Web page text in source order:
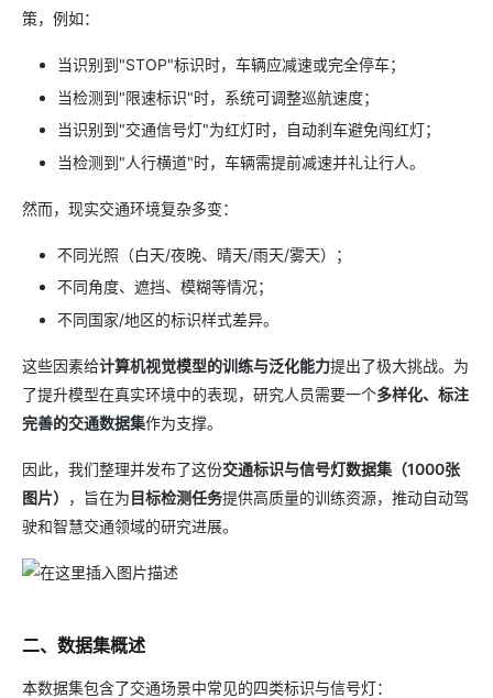
策，例如：
当识别到"STOP"标识时，车辆应减速或完全停车；
当检测到"限速标识"时，系统可调整巡航速度；
当识别到"交通信号灯"为红灯时，自动刹车避免闯红灯；
当检测到"人行横道"时，车辆需提前减速并礼让行人。
然而，现实交通环境复杂多变：
不同光照（白天/夜晚、晴天/雨天/雾天）；
不同角度、遮挡、模糊等情况；
不同国家/地区的标识样式差异。
这些因素给计算机视觉模型的训练与泛化能力提出了极大挑战。为
了提升模型在真实环境中的表现，研究人员需要一个多样化、标注
完善的交通数据集作为支撑。
因此，我们整理并发布了这份交通标识与信号灯数据集（1000张
图片）
，旨在为目标检测任务提供高质量的训练资源，推动自动驾
驶和智慧交通领域的研究进展。
二、数据集概述
本数据集包含了交通场景中常见的四类标识与信号灯：